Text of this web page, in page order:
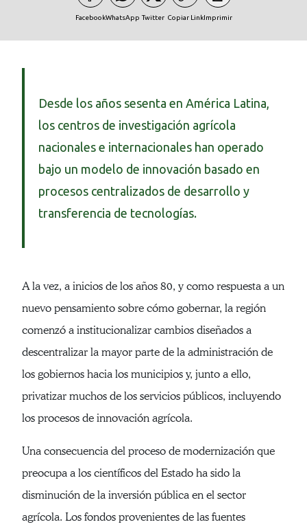
FacebookWhatsApp Twitter Copiar LinkImprimir
Desde los años sesenta en América Latina,
los centros de investigación agrícola
nacionales e internacionales han operado
bajo un modelo de innovación basado en
procesos centralizados de desarrollo y
transferencia de tecnologías.
A la vez, a inicios de los años 80, y como respuesta a un
nuevo pensamiento sobre cómo gobernar, la región
comenzó a institucionalizar cambios diseñados a
descentralizar la mayor parte de la administración de
los gobiernos hacia los municipios y, junto a ello,
privatizar muchos de los servicios públicos, incluyendo
los procesos de innovación agrícola.
Una consecuencia del proceso de modernización que
preocupa a los científicos del Estado ha sido la
disminución de la inversión pública en el sector
agrícola. Los fondos provenientes de las fuentes